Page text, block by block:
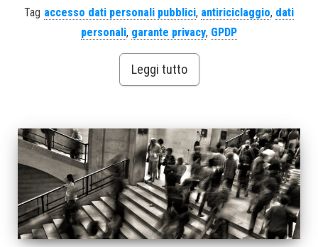
Tag accesso dati personali pubblici, antiriciclaggio, dati
personali, garante privacy, GPDP
Leggi tutto